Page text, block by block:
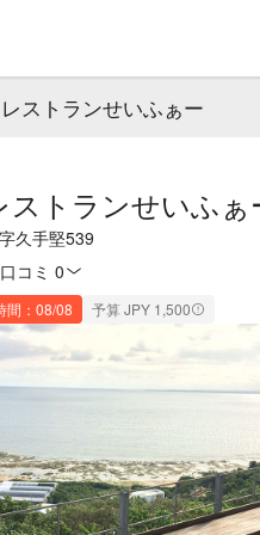
ストランせいふぁー
ストランせいふぁ
久手堅539
口コミ 0
間：08/08 予算 JPY 1,500